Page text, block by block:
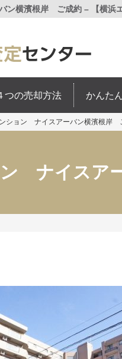
ン横濱根岸 ご成約 – 【横浜
つの売却方法 かんた
ション ナイスアーバン横濱根岸
ン ナイスア